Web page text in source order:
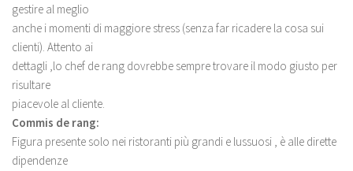
gestire al meglio
anche i momenti di maggiore stress (senza far ricadere la cosa sui
clienti). Attento ai
dettagli ,lo chef de rang dovrebbe sempre trovare il modo giusto per
risultare
piacevole al cliente.
Commis de rang:
Figura presente solo nei ristoranti più grandi e lussuosi , è alle dirette
dipendenze